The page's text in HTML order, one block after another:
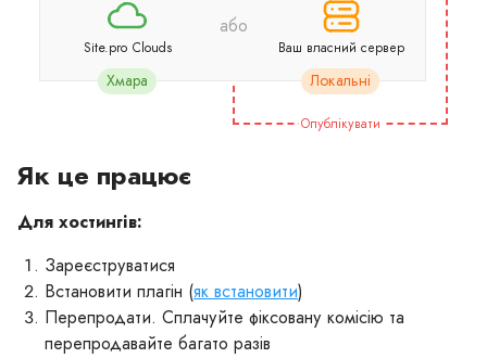
Опублікувати
Site.pro Clouds
Хмара
або
Ваш власний сервер
Локальні
Як це працює
Для хостингів:
Зареєструватися
Встановити плагін (як встановити)
Перепродати. Сплачуйте фіксовану комісію та
перепродавайте багато разів